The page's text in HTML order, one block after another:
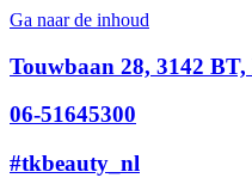
Ga naar de inhoud
Touwbaan 28, 3142 BT,
06-51645300
#tkbeauty_nl